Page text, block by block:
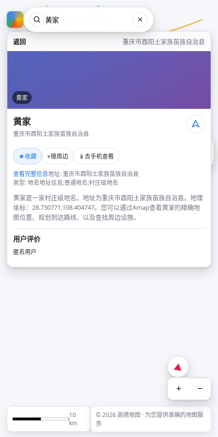
返回 重庆市酉阳土家族苗族自治县
黄家
黄家
重庆市酉阳土家族苗族自治县
★收藏 ⌖搜周边 📱 去手机查看
查看完整信息地址: 重庆市酉阳土家族苗族自治县
类型: 地名地址信息;普通地名;村庄级地名
黄家是一家村庄级地名，地址为重庆市酉阳土家族苗族自治县。地理
坐标：28.730771,108.404747。您可以通过Amap查看黄家的精确地
图位置、规划到达路线，以及查找周边设施。
用户评价
匿名用户
+ −
10
km
© 2026 高德地图 · 为您提供准确的地图服
务